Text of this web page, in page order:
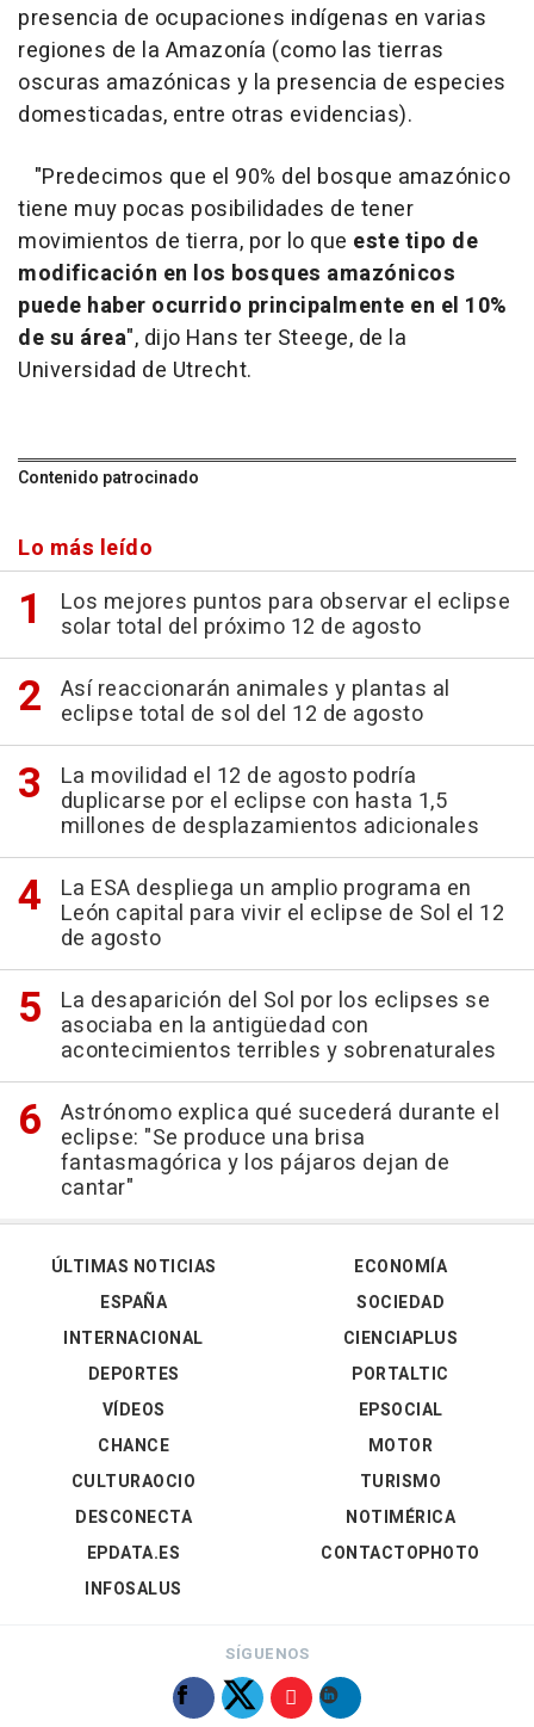
presencia de ocupaciones indígenas en varias
regiones de la Amazonía (como las tierras
oscuras amazónicas y la presencia de especies
domesticadas, entre otras evidencias).
"Predecimos que el 90% del bosque amazónico
tiene muy pocas posibilidades de tener
movimientos de tierra, por lo que este tipo de
modificación en los bosques amazónicos
puede haber ocurrido principalmente en el 10%
de su área", dijo Hans ter Steege, de la
Universidad de Utrecht.
Contenido patrocinado
Lo más leído
Los mejores puntos para observar el eclipse
solar total del próximo 12 de agosto
Así reaccionarán animales y plantas al
eclipse total de sol del 12 de agosto
La movilidad el 12 de agosto podría
duplicarse por el eclipse con hasta 1,5
millones de desplazamientos adicionales
La ESA despliega un amplio programa en
León capital para vivir el eclipse de Sol el 12
de agosto
La desaparición del Sol por los eclipses se
asociaba en la antigüedad con
acontecimientos terribles y sobrenaturales
Astrónomo explica qué sucederá durante el
eclipse: "Se produce una brisa
fantasmagórica y los pájaros dejan de
cantar"
ÚLTIMAS NOTICIAS
ESPAÑA
INTERNACIONAL
DEPORTES
VÍDEOS
ECONOMÍA
SOCIEDAD
CIENCIAPLUS
PORTALTIC
EPSOCIAL
CHANCE
CULTURAOCIO
DESCONECTA
EPDATA.ES
INFOSALUS
MOTOR
TURISMO
NOTIMÉRICA
CONTACTOPHOTO
SÍGUENOS